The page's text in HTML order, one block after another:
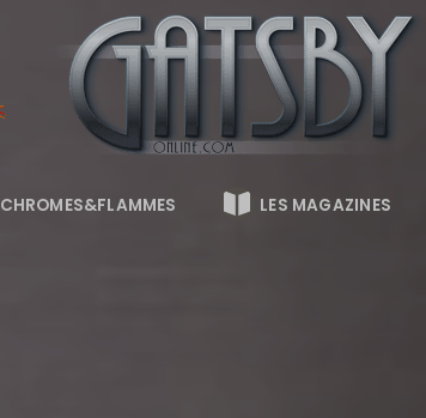
CHROMES&FLAMMES LES MAGAZINES